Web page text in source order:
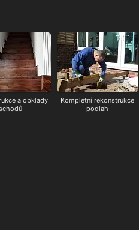
a obklady
Kompletní rekonstrukce
podlah